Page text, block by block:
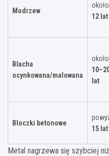
Modrzew
około
12 lat
Blacha
ocynkowana/malowana
około
lat
Bloczki betonowe
15 lat
Metal nagrzewa się szybciej